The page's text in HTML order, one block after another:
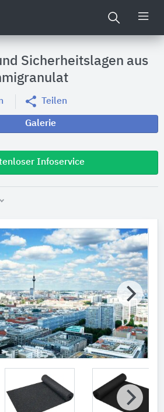
Sicherheitslagen aus
Teilen
Galerie
Infoservice